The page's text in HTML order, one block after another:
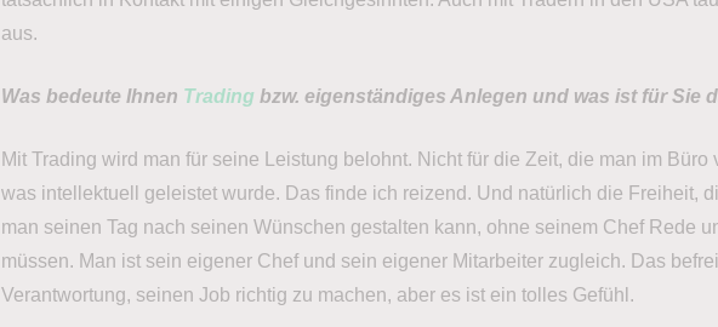
aus.
Was bedeute Ihnen Tradingbzw. eigenständiges Anlegen und was ist für Sie
Mit Trading wird man für seine Leistung belohnt. Nicht für die Zeit, die man im Büro
was intellektuell geleistet wurde. Das finde ich reizend. Und natürlich die Freiheit,
man seinen Tag nach seinen Wünschen gestalten kann, ohne seinem Chef Rede
müssen. Man ist sein eigener Chef und sein eigener Mitarbeiter zugleich. Das
Verantwortung, seinen Job richtig zu machen, aber es ist ein tolles Gefühl.